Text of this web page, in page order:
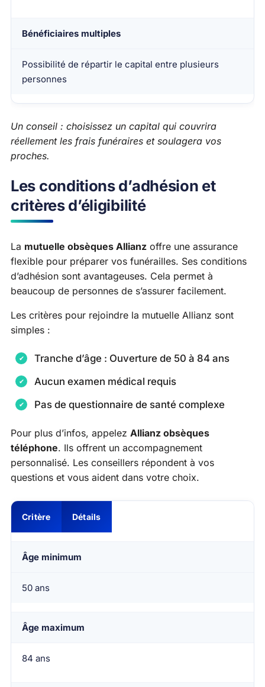
Bénéficiaires multiples
Possibilité de répartir le capital entre plusieurs
personnes
Un conseil : choisissez un capital qui couvrira
réellement les frais funéraires et soulagera vos
proches.
Les conditions d’adhésion et
critères d’éligibilité
La mutuelle obsèques Allianz offre une assurance
flexible pour préparer vos funérailles. Ses conditions
d’adhésion sont avantageuses. Cela permet à
beaucoup de personnes de s’assurer facilement.
Les critères pour rejoindre la mutuelle Allianz sont
simples :
Tranche d’âge : Ouverture de 50 à 84 ans
Aucun examen médical requis
Pas de questionnaire de santé complexe
Pour plus d’infos, appelez Allianz obsèques
téléphone. Ils offrent un accompagnement
personnalisé. Les conseillers répondent à vos
questions et vous aident dans votre choix.
Critère Détails
Âge minimum
50 ans
Âge maximum
84 ans